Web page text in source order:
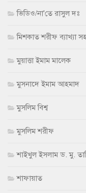
ভিডিও/না'তে রাসুল দঃ
মিশকাত শরীফ ব্যাখ্যা
মুয়াত্তা ইমাম মালেক
মুসনাদে ইমাম আহমাদ
মুসলিম বিশ্ব
মুসলিম শরীফ
শাইখুল ইসলাম ড. মু.
শাফায়াত